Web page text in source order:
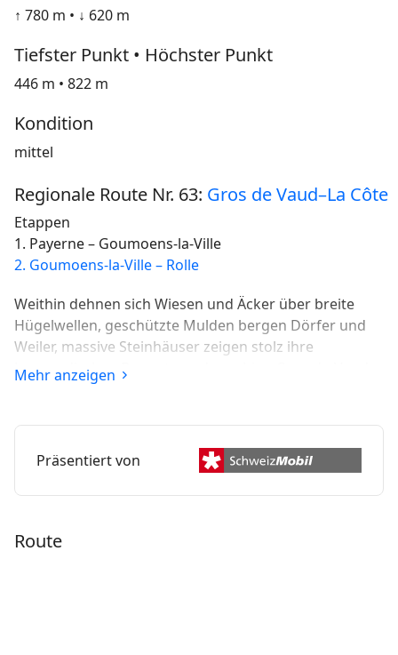
↑ 780 m • ↓ 620 m
Tiefster Punkt • Höchster Punkt
446 m • 822 m
Kondition
mittel
Regionale Route Nr. 63: Gros de Vaud–La Côte
Etappen
1. Payerne – Goumoens-la-Ville
2. Goumoens-la-Ville – Rolle
Weithin dehnen sich Wiesen und Äcker über breite
Hügelwellen, geschützte Mulden bergen Dörfer und
Weiler, massive Steinhäuser zeigen stolz ihre
burgundischen Bogentore; das ruhige Gros-de-Vaud
ist die Kornkammer der Westschweiz.
Mehr anzeigen
Präsentiert von
Route